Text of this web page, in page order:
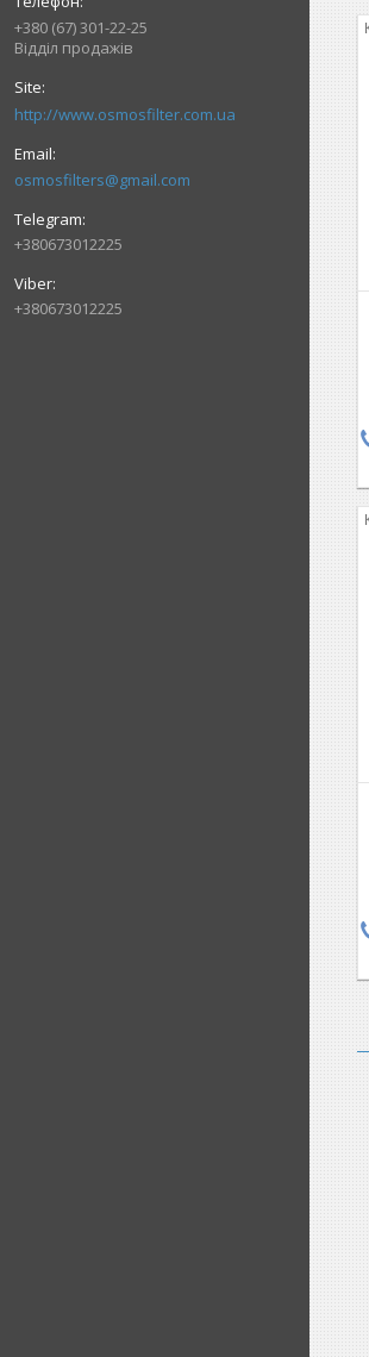
+380 (67) 301-22-25
Відділ продажів
http://www.osmosfilter.com.ua
osmosfilters@gmail.com
+380673012225
+380673012225